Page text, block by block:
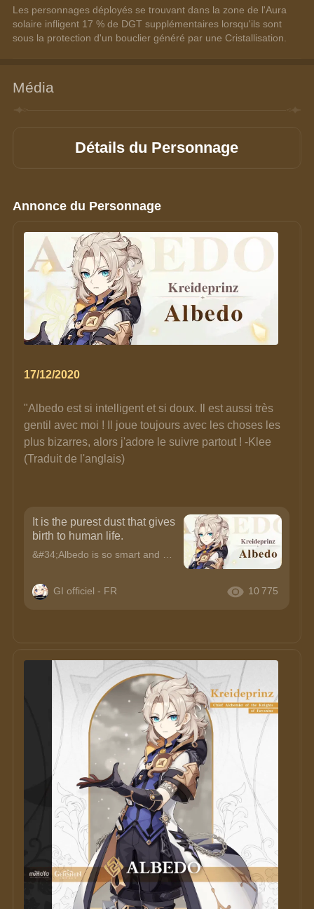
Les personnages déployés se trouvant dans la zone de l'Aura
solaire infligent 17 % de DGT supplémentaires lorsqu'ils sont
sous la protection d'un bouclier généré par une Cristallisation.
Média
Détails du Personnage
Annonce du Personnage
17/12/2020
"Albedo est si intelligent et si doux. Il est aussi très
gentil avec moi ! Il joue toujours avec les choses les
plus bizarres, alors j'adore le suivre partout ! -Klee
(Traduit de l'anglais)
It is the purest dust that gives
birth to human life.
&#34;Albedo is so smart and gentle. He&#39;s super nice to me too! He always plays with the weirdest things, so I love following him around~!&#34; —KleeAlbedoKreideprinzChief Alchemist of the Knights
GI officiel - FR 10 775